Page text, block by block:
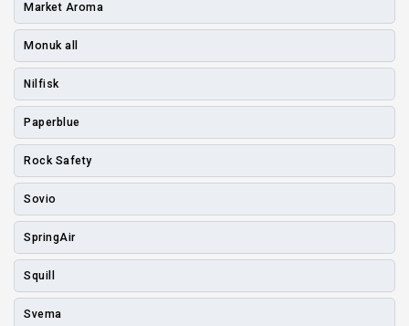
Market Aroma
Monuk all
Nilfisk
Paperblue
Rock Safety
Sovio
SpringAir
Squill
Svema